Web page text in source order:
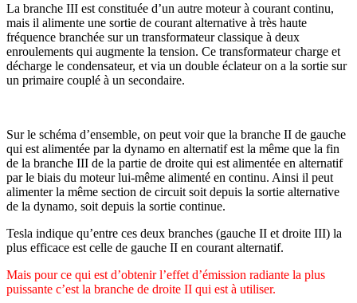
La branche III est constituée d’un autre moteur à courant continu,
mais il alimente une sortie de courant alternative à très haute
fréquence branchée sur un transformateur classique à deux
enroulements qui augmente la tension. Ce transformateur charge et
décharge le condensateur, et via un double éclateur on a la sortie sur
un primaire couplé à un secondaire.
Sur le schéma d’ensemble, on peut voir que la branche II de gauche
qui est alimentée par la dynamo en alternatif est la même que la fin
de la branche III de la partie de droite qui est alimentée en alternatif
par le biais du moteur lui-même alimenté en continu. Ainsi il peut
alimenter la même section de circuit soit depuis la sortie alternative
de la dynamo, soit depuis la sortie continue.
Tesla indique qu’entre ces deux branches (gauche II et droite III) la
plus efficace est celle de gauche II en courant alternatif.
Mais pour ce qui est d’obtenir l’effet d’émission radiante la plus
puissante c’est la branche de droite II qui est à utiliser.